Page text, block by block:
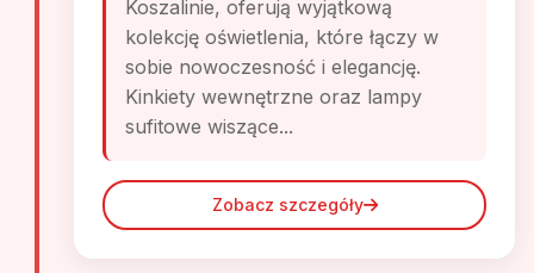
Koszalinie, oferują wyjątkową
kolekcję oświetlenia, które łączy w
sobie nowoczesność i elegancję.
Kinkiety wewnętrzne oraz lampy
sufitowe wiszące...
Zobacz szczegóły